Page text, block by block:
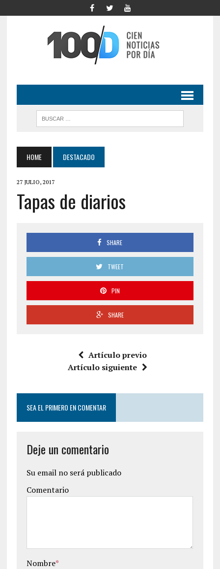
HOME DESTACADO
27 JULIO, 2017
Tapas de diarios
SHARE
TWEET
PIN
SHARE
Artículo previo
Artículo siguiente
SEA EL PRIMERO EN COMENTAR
Deje un comentario
Su email no será publicado
Comentario
Nombre*